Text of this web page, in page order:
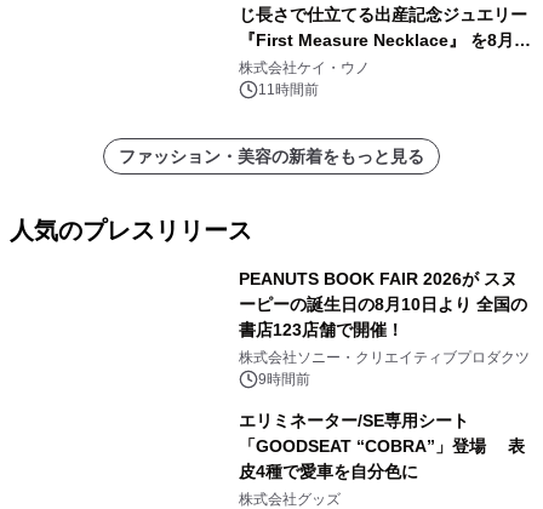
じ長さで仕立てる出産記念ジュエリー
『First Measure Necklace』 を8月14
日(金)に発売
株式会社ケイ・ウノ
11時間前
ファッション・美容の新着をもっと見る
人気のプレスリリース
PEANUTS BOOK FAIR 2026が スヌ
ーピーの誕生日の8月10日より 全国の
書店123店舗で開催！
株式会社ソニー・クリエイティブプロダクツ
9時間前
エリミネーター/SE専用シート
「GOODSEAT “COBRA”」登場 表
皮4種で愛車を自分色に
株式会社グッズ